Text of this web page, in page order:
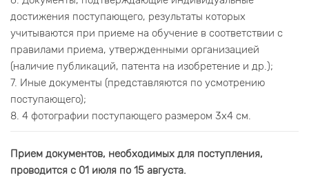
достижения поступающего, результаты которых
учитываются при приеме на обучение в соответствии с
правилами приема, утвержденными организацией
(наличие публикаций, патента на изобретение и др.);
7. Иные документы (представляются по усмотрению
поступающего);
8. 4 фотографии поступающего размером 3х4 см.
Прием документов, необходимых для поступления,
проводится с 01 июля по 15 августа.